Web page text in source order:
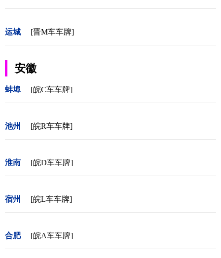
运城 [晋M车车牌]
安徽
蚌埠 [皖C车车牌]
池州 [皖R车车牌]
淮南 [皖D车车牌]
宿州 [皖L车车牌]
合肥 [皖A车车牌]